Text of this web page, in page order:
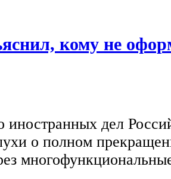
кому не
иностранных дел
о полном